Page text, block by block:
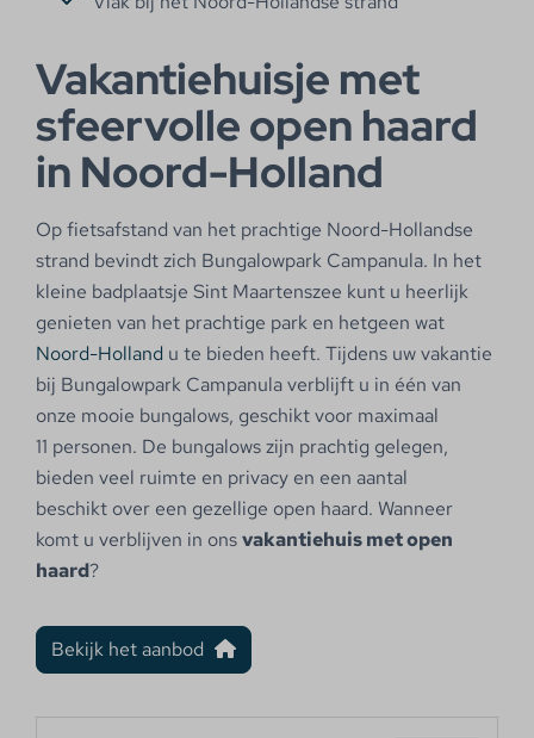
Vakantiehuisje met
sfeervolle open haard
in Noord-Holland
Op fietsafstand van het prachtige Noord-Hollandse
strand bevindt zich Bungalowpark Campanula. In het
kleine badplaatsje Sint Maartenszee kunt u heerlijk
genieten van het prachtige park en hetgeen wat
Noord-Holland u te bieden heeft. Tijdens uw vakantie
bij Bungalowpark Campanula verblijft u in één van
onze mooie bungalows, geschikt voor maximaal
11 personen. De bungalows zijn prachtig gelegen,
bieden veel ruimte en privacy en een aantal
beschikt over een gezellige open haard. Wanneer
komt u verblijven in onsvakantiehuis met open
haard?
Bekijk het aanbod